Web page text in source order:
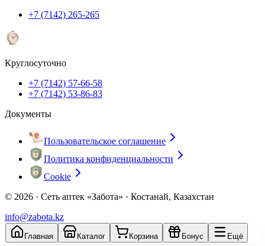
+7 (7142) 265-265
Круглосуточно
+7 (7142) 57-66-58
+7 (7142) 53-86-83
Документы
Пользовательское соглашение
Политика конфиденциальности
Cookie
© 2026 · Сеть аптек «Забота» · Костанай, Казахстан
info@zabota.kz
Главная Каталог Корзина Бонус Ещё